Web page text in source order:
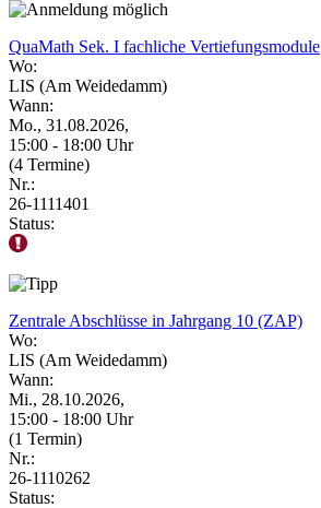
QuaMath Sek. I fachliche Vertiefungsmodule
Wo:
LIS (Am Weidedamm)
Wann:
Mo., 31.08.2026,
15:00 - 18:00 Uhr
(4 Termine)
Nr.:
26-1111401
Status:
Zentrale Abschlüsse in Jahrgang 10 (ZAP)
Wo:
LIS (Am Weidedamm)
Wann:
Mi., 28.10.2026,
15:00 - 18:00 Uhr
(1 Termin)
Nr.:
26-1110262
Status: